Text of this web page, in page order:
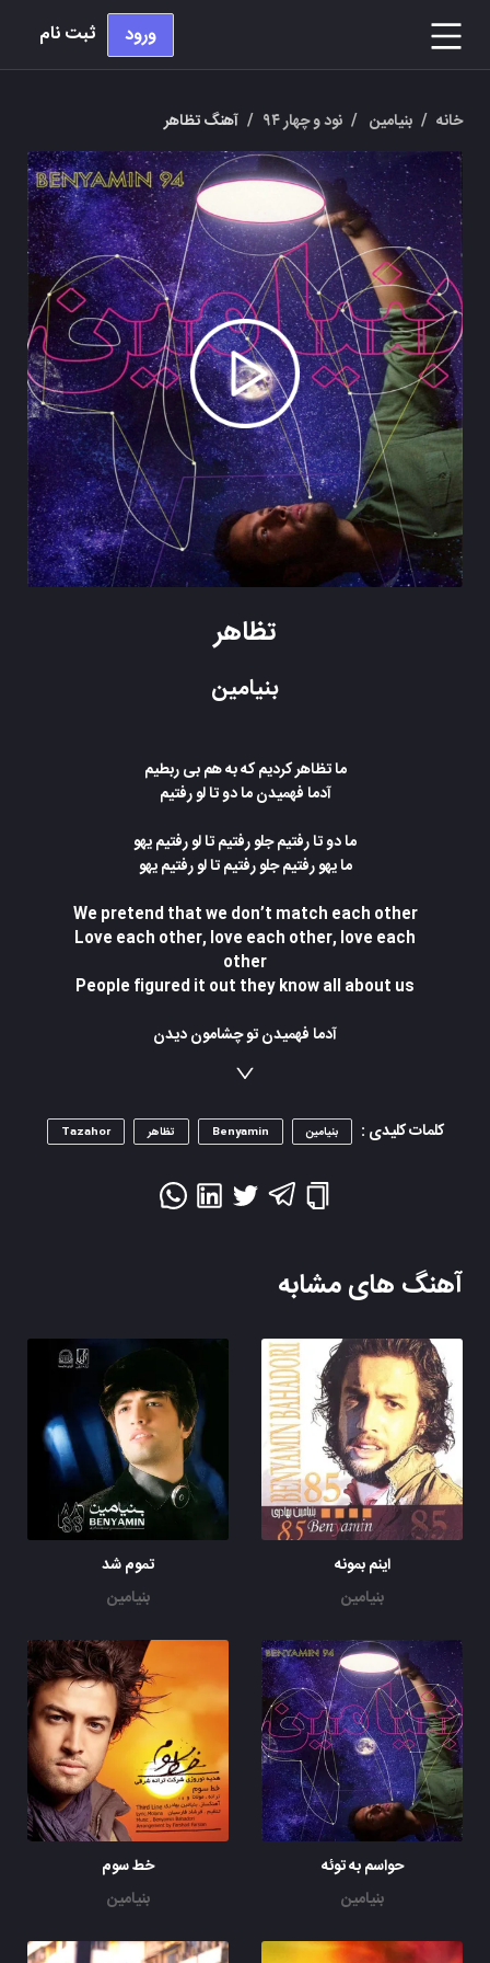
ورود ثبت نام
خانه / بنیامین / نود و چهار ۹۴ / آهنگ تظاهر
تظاهر
بنیامین
ما تظاهر کردیم که به هم بی ربطیم
آدما فهمیدن ما دو تا لو رفتیم
ما دو تا رفتیم جلو رفتیم تا لو رفتیم یهو
ما یهو رفتیم جلو رفتیم تا لو رفتیم یهو
We pretend that we don’t match each other
Love each other, love each other, love each
other
People figured it out they know all about us
آدما فهمیدن تو چشامون دیدن
عشقی سرگردونیست دردی بی درمونیست
ما یهو رفتیم جلو رفتیم تا لو رفتیم یهو
People figured it out they know all about us....
کلمات کلیدی : بنیامین Benyamin تظاهر Tazahor
آهنگ های مشابه
اینم بمونه
بنیامین
تموم شد
بنیامین
حواسم به توئه
بنیامین
خط سوم
بنیامین